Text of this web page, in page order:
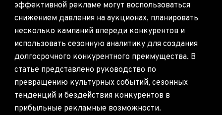
эффективной рекламе могут воспользоваться
снижением давления на аукционах, планировать
несколько кампаний впереди конкурентов и
использовать сезонную аналитику для создания
долгосрочного конкурентного преимущества. В
статье представлено руководство по
превращению культурных событий, сезонных
тенденций и бездействия конкурентов в
прибыльные рекламные возможности.